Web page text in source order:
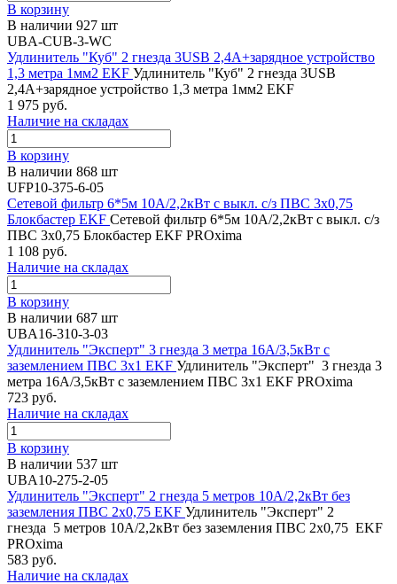
В корзину
В наличии 927 шт
UBA-CUB-3-WC
Удлинитель "Куб" 2 гнезда 3USB 2,4А+зарядное устройство
1,3 метра 1мм2 EKF Удлинитель "Куб" 2 гнезда 3USB
2,4А+зарядное устройство 1,3 метра 1мм2 EKF
1 975 руб.
Наличие на складах
В корзину
В наличии 868 шт
UFP10-375-6-05
Сетевой фильтр 6*5м 10А/2,2кВт с выкл. c/з ПВС 3х0,75
Блокбастер EKF Сетевой фильтр 6*5м 10А/2,2кВт с выкл. c/з
ПВС 3х0,75 Блокбастер EKF PROxima
1 108 руб.
Наличие на складах
В корзину
В наличии 687 шт
UBA16-310-3-03
Удлинитель "Эксперт" 3 гнезда 3 метра 16А/3,5кВт с
заземлением ПВС 3х1 EKF Удлинитель "Эксперт" 3 гнезда 3
метра 16А/3,5кВт с заземлением ПВС 3х1 EKF PROxima
723 руб.
Наличие на складах
В корзину
В наличии 537 шт
UBA10-275-2-05
Удлинитель "Эксперт" 2 гнезда 5 метров 10А/2,2кВт без
заземления ПВС 2х0,75 EKF Удлинитель "Эксперт" 2
гнезда 5 метров 10А/2,2кВт без заземления ПВС 2х0,75 EKF
PROxima
583 руб.
Наличие на складах